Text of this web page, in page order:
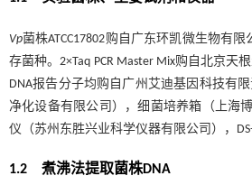
Vp菌株ATCC17802购自广东环凯微生物有
存菌种。2×Taq PCR Master Mix购自北京天
DNA报告分子均购自广州艾迪基因科技有
净化设备有限公司），细菌培养箱（上海
仪（苏州东胜兴业科学仪器有限公司），
1.2 煮沸法提取菌株DNA